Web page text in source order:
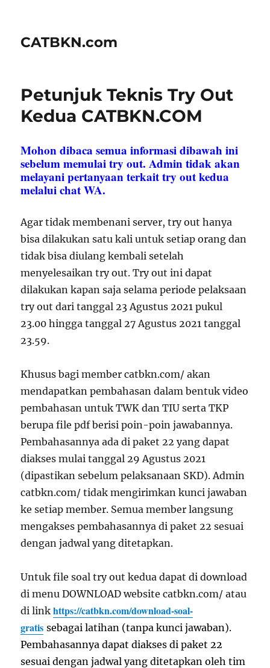
CATBKN.com
Petunjuk Teknis Try Out
Kedua CATBKN.COM
Mohon dibaca semua informasi dibawah ini
sebelum memulai try out. Admin tidak akan
melayani pertanyaan terkait try out kedua
melalui chat WA.
Agar tidak membenani server, try out hanya
bisa dilakukan satu kali untuk setiap orang dan
tidak bisa diulang kembali setelah
menyelesaikan try out. Try out ini dapat
dilakukan kapan saja selama periode pelaksaan
try out dari tanggal 23 Agustus 2021 pukul
23.00 hingga tanggal 27 Agustus 2021 tanggal
23.59.
Khusus bagi member catbkn.com/ akan
mendapatkan pembahasan dalam bentuk video
pembahasan untuk TWK dan TIU serta TKP
berupa file pdf berisi poin-poin jawabannya.
Pembahasannya ada di paket 22 yang dapat
diakses mulai tanggal 29 Agustus 2021
(dipastikan sebelum pelaksanaan SKD). Admin
catbkn.com/ tidak mengirimkan kunci jawaban
ke setiap member. Semua member langsung
mengakses pembahasannya di paket 22 sesuai
dengan jadwal yang ditetapkan.
Untuk file soal try out kedua dapat di download
di menu DOWNLOAD website catbkn.com/ atau
di linkhttps://catbkn.com/download-soal-
gratis sebagai latihan (tanpa kunci jawaban).
Pembahasannya dapat diakses di paket 22
sesuai dengan jadwal yang ditetapkan oleh tim